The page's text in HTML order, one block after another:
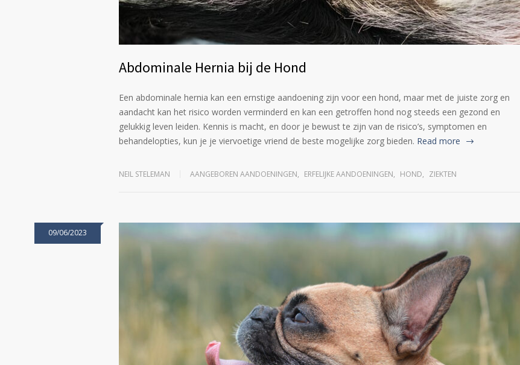
Abdominale Hernia bij de Hond
Een abdominale hernia kan een ernstige aandoening zijn voor een hond, maar met de juiste zorg en
aandacht kan het risico worden verminderd en kan een getroffen hond nog steeds een gezond en
gelukkig leven leiden. Kennis is macht, en door je bewust te zijn van de risico’s, symptomen en
behandelopties, kun je je viervoetige vriend de beste mogelijke zorg bieden. Read more
NEIL STELEMAN AANGEBOREN AANDOENINGEN, ERFELIJKE AANDOENINGEN, HOND, ZIEKTEN
09/06/2023